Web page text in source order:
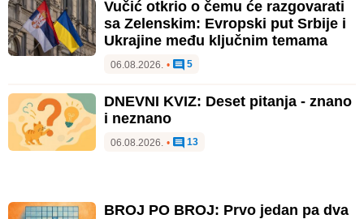
Vučić otkrio o čemu će razgovarati
sa Zelenskim: Evropski put Srbije i
Ukrajine među ključnim temama
06.08.2026. • 5
DNEVNI KVIZ: Deset pitanja - znano
i neznano
06.08.2026. • 13
BROJ PO BROJ: Prvo jedan pa dva